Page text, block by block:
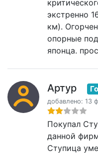
экстренно
км).
опорные
японца.
Артур
добавлено: 13
Покупал
данной
Ступица